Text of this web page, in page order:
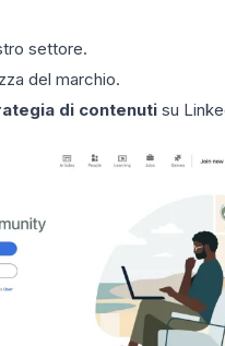
settore.
del marchio.
di contenutisu